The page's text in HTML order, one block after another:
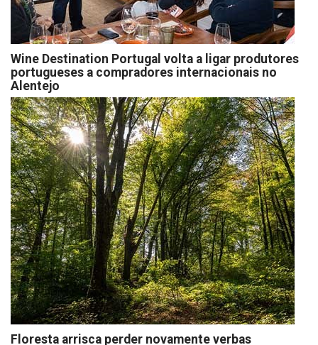
Wine Destination Portugal volta a ligar produtores
portugueses a compradores internacionais no
Alentejo
Floresta arrisca perder novamente verbas